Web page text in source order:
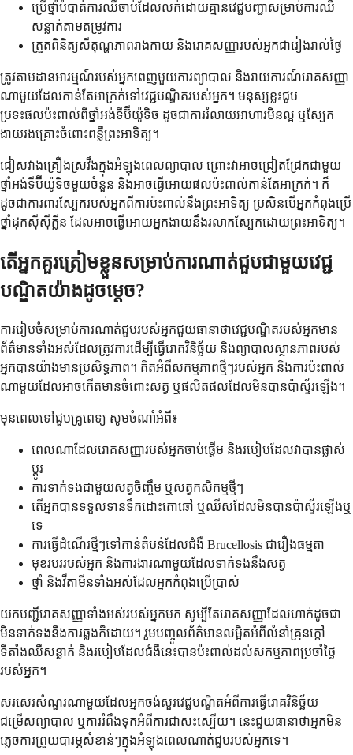
ប្រើថ្នាំបំបាត់ការឈឺចាប់ដែលលក់ដោយគ្មានវេជ្ជបញ្ជាសម្រាប់ការឈឺ
សន្លាក់តាមតម្រូវការ
ត្រួតពិនិត្យសីតុណ្ហភាពរាងកាយ និងរោគសញ្ញារបស់អ្នកជារៀងរាល់ថ្ងៃ
ត្រូវតាមដានអារម្មណ៍របស់អ្នកពេញមួយការព្យាបាល និងរាយការណ៍រោគសញ្ញា
ណាមួយដែលកាន់តែអាក្រក់ទៅវេជ្ជបណ្ឌិតរបស់អ្នក។ មនុស្សខ្លះជួប
ប្រទះផលប៉ះពាល់ពីថ្នាំអង់ទីប៊ីយ៉ូទិច ដូចជាការរំលាយអាហារមិនល្អ ឬស្បែក
ងាយរងគ្រោះចំពោះពន្លឺព្រះអាទិត្យ។
ជៀសវាងគ្រឿងស្រវឹងក្នុងអំឡុងពេលព្យាបាល ព្រោះវាអាចជ្រៀតជ្រែកជាមួយ
ថ្នាំអង់ទីប៊ីយ៉ូទិចមួយចំនួន និងអាចធ្វើអោយផលប៉ះពាល់កាន់តែអាក្រក់។ ក៏
ដូចជាការពារស្បែករបស់អ្នកពីការប៉ះពាល់នឹងព្រះអាទិត្យ ប្រសិនបើអ្នកកំពុងប្រើ
ថ្នាំដុកស៊ីស៊ីក្លីន ដែលអាចធ្វើអោយអ្នកងាយនឹងរលាកស្បែកដោយព្រះអាទិត្យ។
តើអ្នកគួរត្រៀមខ្លួនសម្រាប់ការណាត់ជួបជាមួយវេជ្ជ
បណ្ឌិតយ៉ាងដូចម្តេច?
ការរៀបចំសម្រាប់ការណាត់ជួបរបស់អ្នកជួយធានាថាវេជ្ជបណ្ឌិតរបស់អ្នកមាន
ព័ត៌មានទាំងអស់ដែលត្រូវការដើម្បីធ្វើរោគវិនិច្ឆ័យ និងព្យាបាលស្ថានភាពរបស់
អ្នកបានយ៉ាងមានប្រសិទ្ធភាព។ គិតអំពីសកម្មភាពថ្មីៗរបស់អ្នក និងការប៉ះពាល់
ណាមួយដែលអាចកើតមានចំពោះសត្វ ឬផលិតផលដែលមិនបានប៉ាស្ទ័រឡើង។
មុនពេលទៅជួបគ្រូពេទ្យ សូមចំណាំអំពី៖
ពេលណាដែលរោគសញ្ញារបស់អ្នកចាប់ផ្តើម និងរបៀបដែលវាបានផ្លាស់
ប្តូរ
ការទាក់ទងជាមួយសត្វចិញ្ចឹម ឬសត្វកសិកម្មថ្មីៗ
តើអ្នកបានទទួលទានទឹកដោះគោឆៅ ឬឈីសដែលមិនបានប៉ាស្ទ័រឡើងឬ
ទេ
ការធ្វើដំណើរថ្មីៗទៅកាន់តំបន់ដែលជំងឺ Brucellosis ជារឿងធម្មតា
មុខរបររបស់អ្នក និងការងារណាមួយដែលទាក់ទងនឹងសត្វ
ថ្នាំ និងវីតាមីនទាំងអស់ដែលអ្នកកំពុងប្រើប្រាស់
យកបញ្ជីរោគសញ្ញាទាំងអស់របស់អ្នកមក សូម្បីតែរោគសញ្ញាដែលហាក់ដូចជា
មិនទាក់ទងនឹងការឆ្លងក៏ដោយ។ រួមបញ្ចូលព័ត៌មានលម្អិតអំពីលំនាំគ្រុនក្តៅ
ទីតាំងឈឺសន្លាក់ និងរបៀបដែលជំងឺនេះបានប៉ះពាល់ដល់សកម្មភាពប្រចាំថ្ងៃ
របស់អ្នក។
សរសេរសំណួរណាមួយដែលអ្នកចង់សួរវេជ្ជបណ្ឌិតអំពីការធ្វើរោគវិនិច្ឆ័យ
ជម្រើសព្យាបាល ឬការរំពឹងទុកអំពីការជាសះស្បើយ។ នេះជួយធានាថាអ្នកមិន
ភ្លេចការព្រួយបារម្ភសំខាន់ៗក្នុងអំឡុងពេលណាត់ជួបរបស់អ្នកទេ។